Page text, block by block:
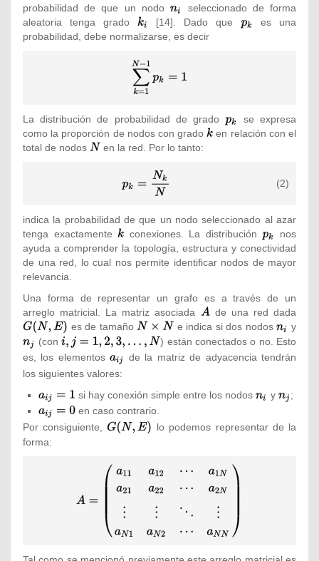
p_{k}}
probabilidad de que un nodo{\textstyle
n_{i}}
seleccionado de forma
aleatoria tenga grado {\textstyle
k_{i}}
[14]. Dado que {\textstyle
es una
probabilidad, debe normalizarse, es decir
{\displaystyle
\sum
_{k=1}^{N-
La distribución de probabilidad de grado {\textstyle
p_{k}}
se expresa
como la proporción de nodos con grado {\textstyle
en relación con el
total de nodos {\textstyle
en la red. Por lo tanto:
{\displaystyle
p_{k}={\frac
(2)
indica la probabilidad de que un nodo seleccionado al azar
tenga exactamente {\textstyle
k}
conexiones. La distribución {\textstyle
p_{k}}
nos
ayuda a comprender la topología, estructura y conectividad
de una red, lo cual nos permite identificar nodos de mayor
relevancia.
Una forma de representar un grafo es a través de un
arreglo matricial. La matriz asociada {\textstyle
A}
de una red dada
es de tamaño{\textstyle
N\times
N}
e indica si dos nodos
n_{i}}
y
(con {\textstyle
i,j=1,2,3,\ldots
,N}
) están conectados o no. Esto
es, los elementos{\textstyle
a_{ij}}
de la matriz de adyacencia tendrán
los siguientes valores:
{\textstyle
a_{ij}=1}
si hay conexión simple entre los nodos{\textstyle
y
;
{\textstyle
a_{ij}=0}
en caso contrario.
Por consiguiente,{\textstyle lo podemos representar de la
forma:
{\displaystyle A=
{\begin{pmatrix}a_{11}&a_{12}&\cdots
&a_{1N}\\a_{21}&a_{22}&\cdots
&a_{2N}\\\vdots &\vdots &\ddots
&\vdots \\a_{N1}&a_{N2}&\cdots